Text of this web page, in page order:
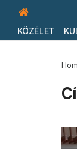
KÖZÉLET